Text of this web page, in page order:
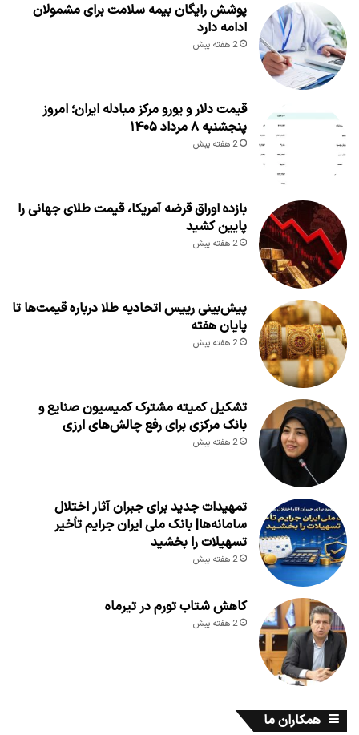
پوشش رایگان بیمه سلامت برای مشمولان
ادامه دارد
2 هفته پیش
قیمت دلار و یورو مرکز مبادله ایران؛ امروز
پنجشنبه ۸ مرداد ۱۴۰۵
2 هفته پیش
بازده اوراق قرضه آمریکا، قیمت طلای جهانی را
پایین کشید
2 هفته پیش
پیش‌بینی رییس اتحادیه طلا درباره قیمت‌ها تا
پایان هفته
2 هفته پیش
تشکیل کمیته مشترک کمیسیون صنایع و
بانک مرکزی برای رفع چالش‌های ارزی
2 هفته پیش
تمهیدات جدید برای جبران آثار اختلال
سامانه‌ها| بانک ملی ایران جرایم تأخیر
تسهیلات را بخشید
2 هفته پیش
کاهش شتاب تورم در تیرماه
2 هفته پیش
همکاران ما